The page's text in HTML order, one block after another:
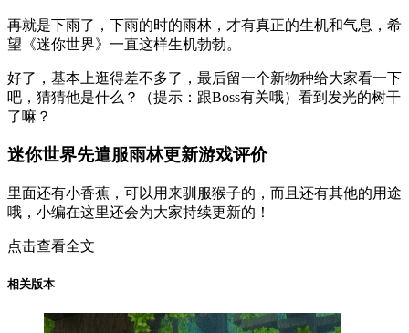
再就是下雨了，下雨的时的雨林，才有真正的生机和气息，希
望《迷你世界》一直这样生机勃勃。
好了，基本上逛得差不多了，最后留一个新物种给大家看一下
吧，猜猜他是什么？（提示：跟Boss有关哦）看到发光的树干
了嘛？
迷你世界先遣服雨林更新游戏评价
里面还有小香蕉，可以用来驯服猴子的，而且还有其他的用途
哦，小编在这里还会为大家持续更新的！
点击查看全文
相关版本